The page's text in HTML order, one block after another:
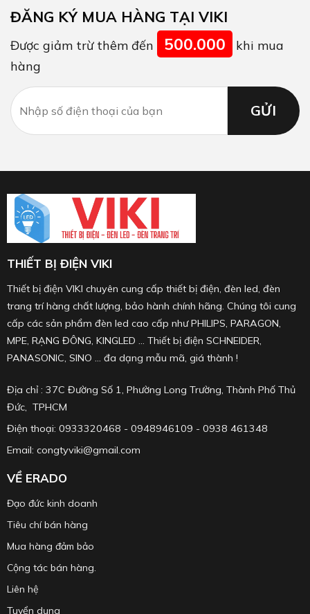
ĐĂNG KÝ MUA HÀNG TẠI VIKI
Được giảm trừ thêm đến 500.000
khi mua
hàng
THIẾT BỊ ĐIỆN VIKI
Thiết bị điện VIKI chuyên cung cấp thiết bị điện, đèn led, đèn
trang trí hàng chất lượng, bảo hành chính hãng. Chúng tôi cung
cấp các sản phẩm đèn led cao cấp như PHILIPS, PARAGON,
MPE, RẠNG ĐÔNG, KINGLED ... Thiết bị điện SCHNEIDER,
PANASONIC, SINO ... đa dạng mẫu mã, giá thành !
Địa chỉ : 37C Đường Số 1, Phường Long Trường, Thành Phố Thủ
Đức, TPHCM
Điện thoại: 0933320468 - 0948946109 - 0938 461348
Email: congtyviki@gmail.com
VỀ ERADO
Đạo đức kinh doanh
Tiêu chí bán hàng
Mua hàng đảm bảo
Cộng tác bán hàng.
Liên hệ
Tuyển dụng